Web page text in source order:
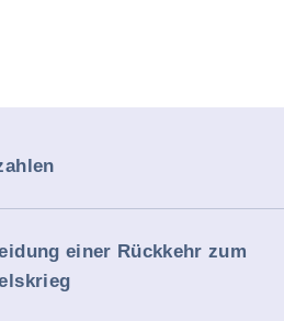
einer Rückkehr zum